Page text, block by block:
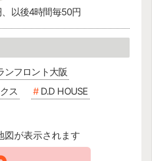
以後4時間毎50円
ンフロント大阪
ス
D.D HOUSE
図が表示されます